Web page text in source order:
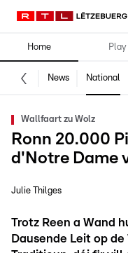
Home Play
News National
Wallfaart zu Wolz
Ronn 20.000
d'Notre Dame
Julie Thilges
Trotz Reen a Wand
Dausende Leit op